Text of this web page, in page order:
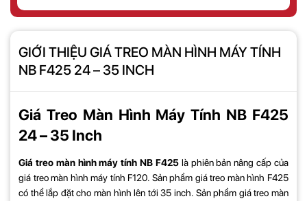
GIỚI THIỆU GIÁ TREO MÀN HÌNH MÁY TÍNH
NB F425 24 – 35 INCH
Giá Treo Màn Hình Máy Tính NB F425
24 – 35 Inch
Giá treo màn hình máy tính NB F425là phiên bản nâng cấp của
giá treo màn hình máy tính F120. Sản phẩm giá treo màn hình F425
có thể lắp đặt cho màn hình lên tới 35 inch. Sản phẩm giá treo màn